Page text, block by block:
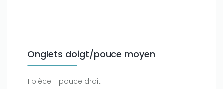
Onglets doigt/pouce moyen
1 pièce - pouce droit